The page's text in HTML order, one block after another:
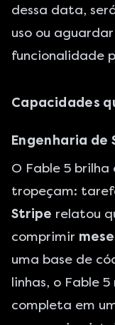
dessa data,
uso ou
funcionalidade
Capacidades
Engenharia de
O Fable 5
tropeçam:
Stripe relatou
comprimir
uma base de
linhas, o Fable
completa em